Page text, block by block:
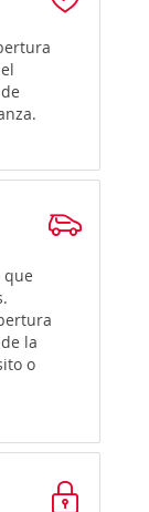
que
la
o